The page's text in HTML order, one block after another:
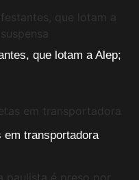
que lotam a Alep;
em transportadora